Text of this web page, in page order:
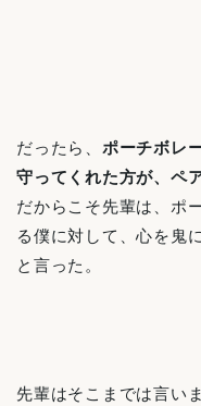
だったら、 ポーチボレ
守ってくれた方が、ペ
だからこそ先輩は、ポ
る僕に対して、心を鬼
と言った。
先輩はそこまでは言い